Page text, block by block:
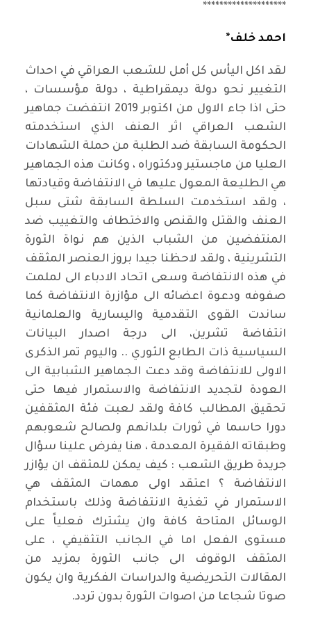
********************
احمد خلف*
لقد اكل اليأس كل أمل للشعب العراقي في احداث
التغيير نحو دولة ديمقراطية ، دولة مؤسسات ،
حتى اذا جاء الاول من اكتوبر 2019 انتفضت جماهير
الشعب العراقي اثر العنف الذي استخدمته
الحكومة السابقة ضد الطلبة من حملة الشهادات
العليا من ماجستير ودكتوراه ، وكانت هذه الجماهير
هي الطليعة المعول عليها في الانتفاضة وقيادتها
، ولقد استخدمت السلطة السابقة شتى سبل
العنف والقتل والقنص والاختطاف والتغييب ضد
المنتفضين من الشباب الذين هم نواة الثورة
التشرينية ، ولقد لاحظنا جيدا بروز العنصر المثقف
في هذه الانتفاضة وسعى اتحاد الادباء الى لملمت
صفوفه ودعوة اعضائه الى مؤازرة الانتفاضة كما
ساندت القوى التقدمية واليسارية والعلمانية
انتفاضة تشرين، الى درجة اصدار البيانات
السياسية ذات الطابع الثوري .. واليوم تمر الذكرى
الاولى للانتفاضة وقد دعت الجماهير الشبابية الى
العودة لتجديد الانتفاضة والاستمرار فيها حتى
تحقيق المطالب كافة ولقد لعبت فئة المثقفين
دورا حاسما في ثورات بلدانهم ولصالح شعوبهم
وطبقاته الفقيرة المعدمة ، هنا يفرض علينا سؤال
جريدة طريق الشعب : كيف يمكن للمثقف ان يؤازر
الانتفاضة ؟ اعتقد اولى مهمات المثقف هي
الاستمرار في تغذية الانتفاضة وذلك باستخدام
الوسائل المتاحة كافة وان يشترك فعلياً على
مستوى الفعل اما في الجانب التثقيفي ، على
المثقف الوقوف الى جانب الثورة بمزيد من
المقالات التحريضية والدراسات الفكرية وان يكون
صوتا شجاعا من اصوات الثورة بدون تردد.